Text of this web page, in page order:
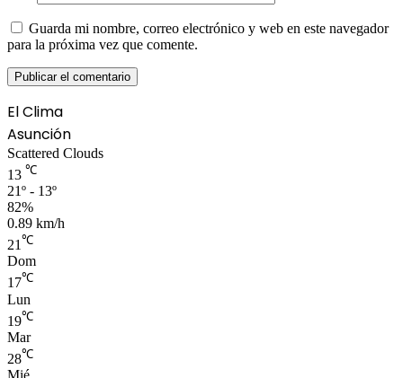
Guarda mi nombre, correo electrónico y web en este navegador
para la próxima vez que comente.
El Clima
Asunción
Scattered Clouds
13 ℃
21º - 13º
82%
0.89 km/h
21 ℃
Dom
17℃
Lun
19℃
Mar
28℃